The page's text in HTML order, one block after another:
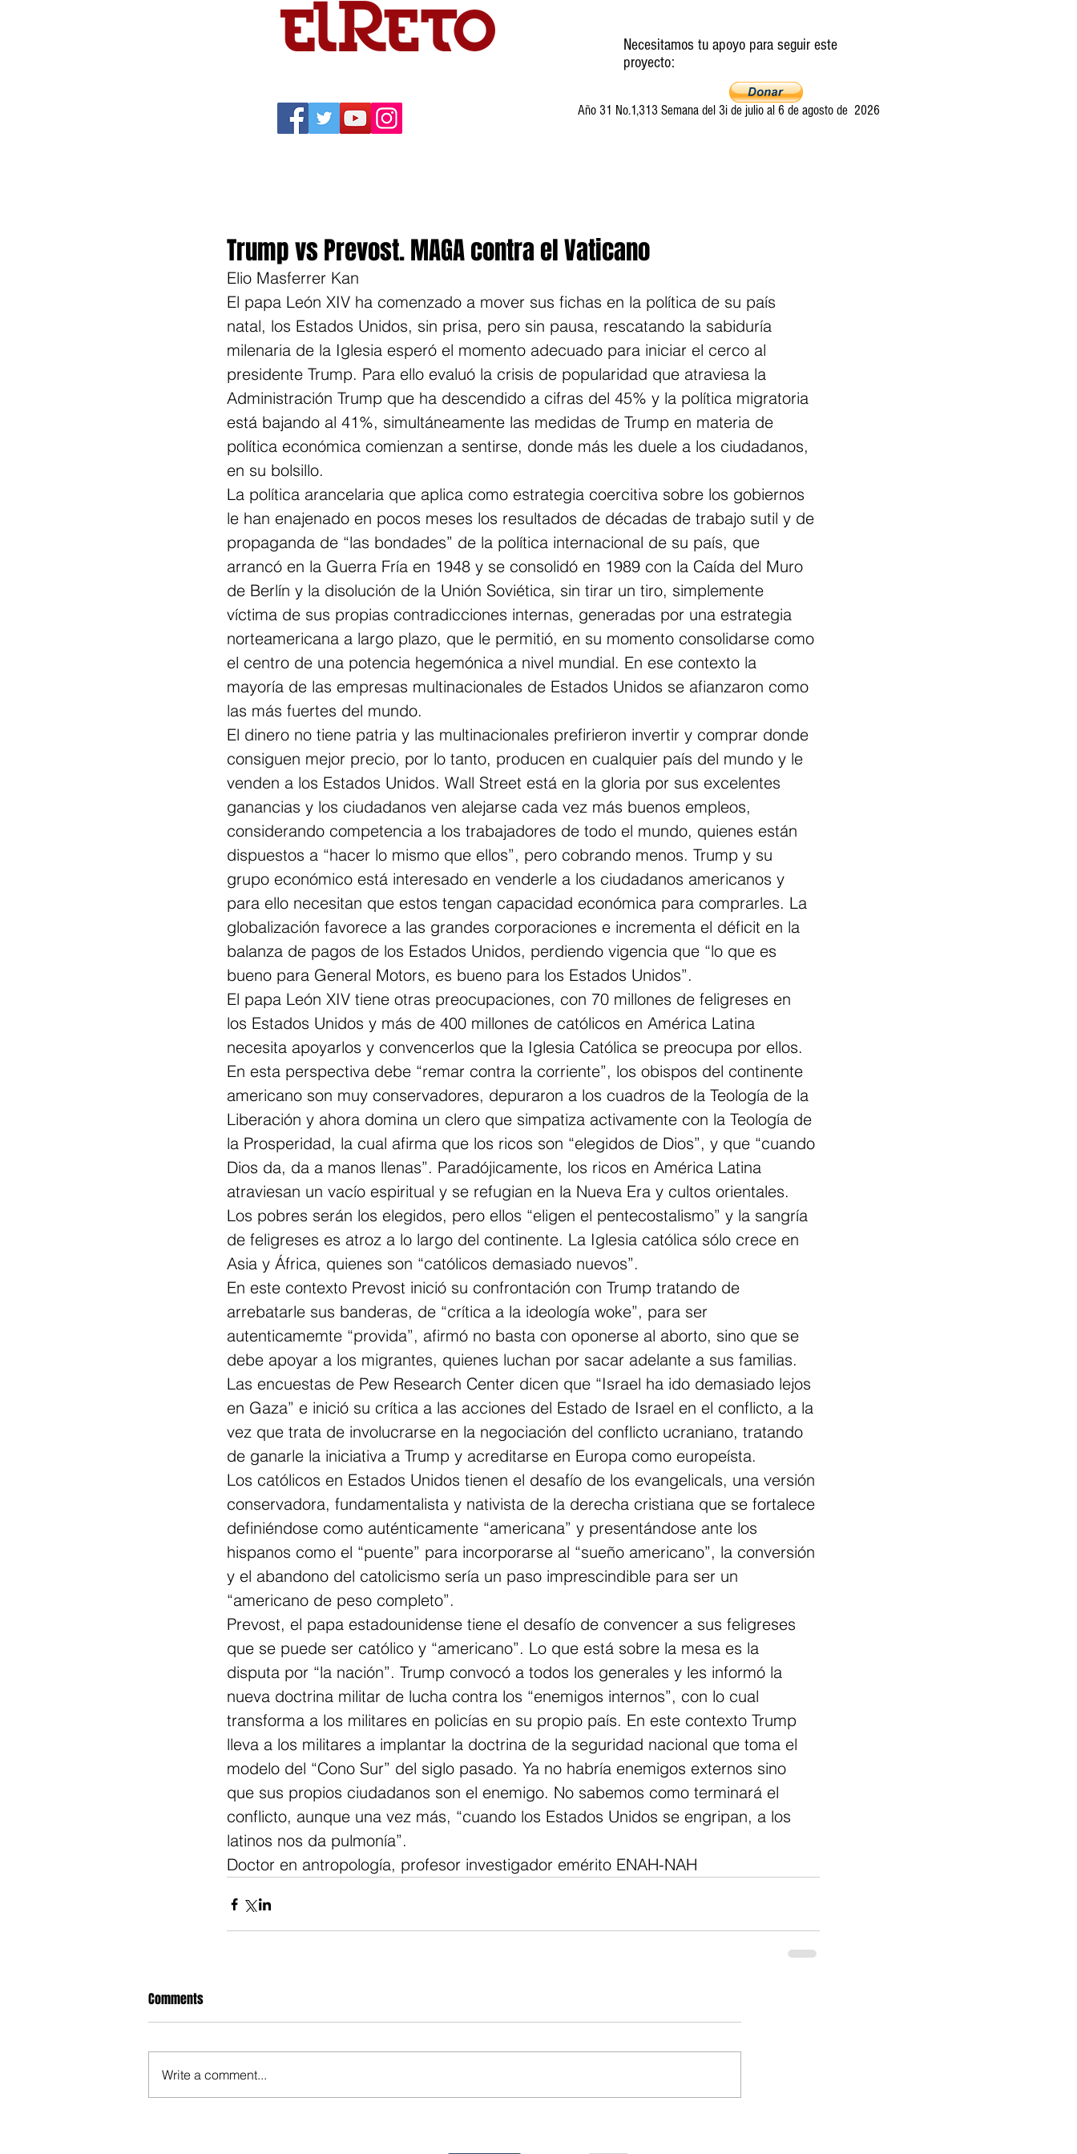
Necesitamos tu apoyo para seguir este
proyecto:
Año 31 No.1,313 Semana del 3i de julio al 6 de agosto de 2026
Trump vs Prevost. MAGA contra el Vaticano
Elio Masferrer Kan
El papa León XIV ha comenzado a mover sus fichas en la política de su país
natal, los Estados Unidos, sin prisa, pero sin pausa, rescatando la sabiduría
milenaria de la Iglesia esperó el momento adecuado para iniciar el cerco al
presidente Trump. Para ello evaluó la crisis de popularidad que atraviesa la
Administración Trump que ha descendido a cifras del 45% y la política migratoria
está bajando al 41%, simultáneamente las medidas de Trump en materia de
política económica comienzan a sentirse, donde más les duele a los ciudadanos,
en su bolsillo.
La política arancelaria que aplica como estrategia coercitiva sobre los gobiernos
le han enajenado en pocos meses los resultados de décadas de trabajo sutil y de
propaganda de “las bondades” de la política internacional de su país, que
arrancó en la Guerra Fría en 1948 y se consolidó en 1989 con la Caída del Muro
de Berlín y la disolución de la Unión Soviética, sin tirar un tiro, simplemente
víctima de sus propias contradicciones internas, generadas por una estrategia
norteamericana a largo plazo, que le permitió, en su momento consolidarse como
el centro de una potencia hegemónica a nivel mundial. En ese contexto la
mayoría de las empresas multinacionales de Estados Unidos se afianzaron como
las más fuertes del mundo.
El dinero no tiene patria y las multinacionales prefirieron invertir y comprar donde
consiguen mejor precio, por lo tanto, producen en cualquier país del mundo y le
venden a los Estados Unidos. Wall Street está en la gloria por sus excelentes
ganancias y los ciudadanos ven alejarse cada vez más buenos empleos,
considerando competencia a los trabajadores de todo el mundo, quienes están
dispuestos a “hacer lo mismo que ellos”, pero cobrando menos. Trump y su
grupo económico está interesado en venderle a los ciudadanos americanos y
para ello necesitan que estos tengan capacidad económica para comprarles. La
globalización favorece a las grandes corporaciones e incrementa el déficit en la
balanza de pagos de los Estados Unidos, perdiendo vigencia que “lo que es
bueno para General Motors, es bueno para los Estados Unidos”.
El papa León XIV tiene otras preocupaciones, con 70 millones de feligreses en
los Estados Unidos y más de 400 millones de católicos en América Latina
necesita apoyarlos y convencerlos que la Iglesia Católica se preocupa por ellos.
En esta perspectiva debe “remar contra la corriente”, los obispos del continente
americano son muy conservadores, depuraron a los cuadros de la Teología de la
Liberación y ahora domina un clero que simpatiza activamente con la Teología de
la Prosperidad, la cual afirma que los ricos son “elegidos de Dios”, y que “cuando
Dios da, da a manos llenas”. Paradójicamente, los ricos en América Latina
atraviesan un vacío espiritual y se refugian en la Nueva Era y cultos orientales.
Los pobres serán los elegidos, pero ellos “eligen el pentecostalismo” y la sangría
de feligreses es atroz a lo largo del continente. La Iglesia católica sólo crece en
Asia y África, quienes son “católicos demasiado nuevos”.
En este contexto Prevost inició su confrontación con Trump tratando de
arrebatarle sus banderas, de “crítica a la ideología woke”, para ser
autenticamemte “provida”, afirmó no basta con oponerse al aborto, sino que se
debe apoyar a los migrantes, quienes luchan por sacar adelante a sus familias.
Las encuestas de Pew Research Center dicen que “Israel ha ido demasiado lejos
en Gaza” e inició su crítica a las acciones del Estado de Israel en el conflicto, a la
vez que trata de involucrarse en la negociación del conflicto ucraniano, tratando
de ganarle la iniciativa a Trump y acreditarse en Europa como europeísta.
Los católicos en Estados Unidos tienen el desafío de los evangelicals, una versión
conservadora, fundamentalista y nativista de la derecha cristiana que se fortalece
definiéndose como auténticamente “americana” y presentándose ante los
hispanos como el “puente” para incorporarse al “sueño americano”, la conversión
y el abandono del catolicismo sería un paso imprescindible para ser un
“americano de peso completo”.
Prevost, el papa estadounidense tiene el desafío de convencer a sus feligreses
que se puede ser católico y “americano”. Lo que está sobre la mesa es la
disputa por “la nación”. Trump convocó a todos los generales y les informó la
nueva doctrina militar de lucha contra los “enemigos internos”, con lo cual
transforma a los militares en policías en su propio país. En este contexto Trump
lleva a los militares a implantar la doctrina de la seguridad nacional que toma el
modelo del “Cono Sur” del siglo pasado. Ya no habría enemigos externos sino
que sus propios ciudadanos son el enemigo. No sabemos como terminará el
conflicto, aunque una vez más, “cuando los Estados Unidos se engripan, a los
latinos nos da pulmonía”.
Doctor en antropología, profesor investigador emérito ENAH-NAH
Comments
Write a comment...